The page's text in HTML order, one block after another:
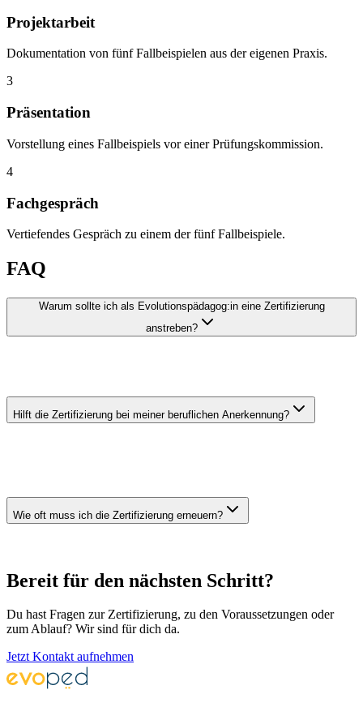
Projektarbeit
Dokumentation von fünf Fallbeispielen aus der eigenen Praxis.
3
Präsentation
Vorstellung eines Fallbeispiels vor einer Prüfungskommission.
4
Fachgespräch
Vertiefendes Gespräch zu einem der fünf Fallbeispiele.
FAQ
Warum sollte ich als Evolutionspädagog:in eine Zertifizierung
anstreben?
Hilft die Zertifizierung bei meiner beruflichen Anerkennung?
Wie oft muss ich die Zertifizierung erneuern?
Bereit für den nächsten Schritt?
Du hast Fragen zur Zertifizierung, zu den Voraussetzungen oder
zum Ablauf? Wir sind für dich da.
Jetzt Kontakt aufnehmen